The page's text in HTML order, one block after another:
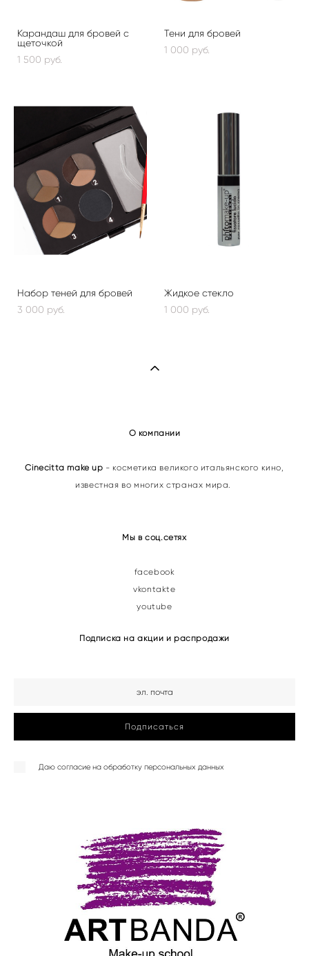
Карандаш для бровей с
щеточкой
1 500 pуб.
Тени для бровей
1 000 pуб.
Набор теней для бровей
3 000 pуб.
Жидкое стекло
1 000 pуб.
О компании
Cinecitta make up - косметика великого итальянского кино,
известная во многих странах мира.
Мы в соц.сетях
facebook
vkontakte
youtube
Подписка на акции и распродажи
Подписаться
Даю согласие на обработку персональных данных